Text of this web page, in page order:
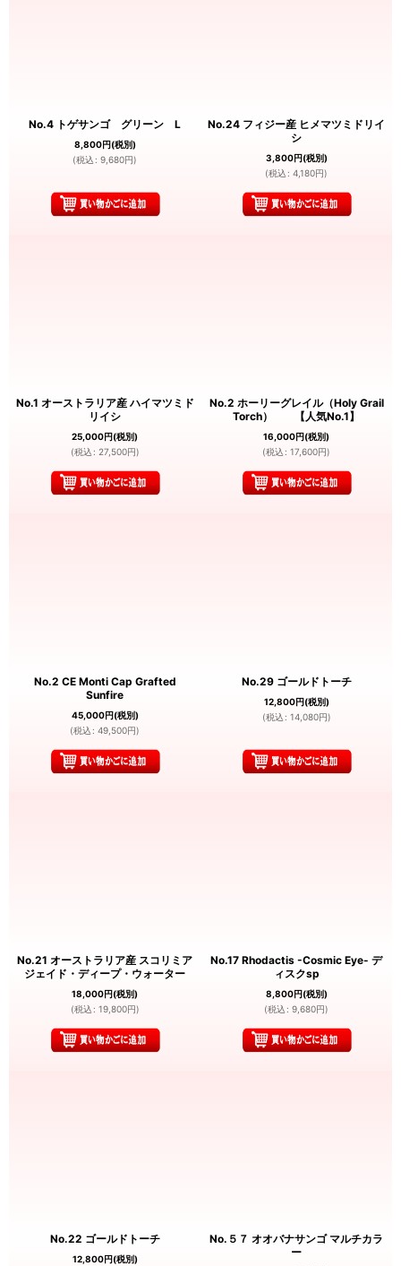
No.4 トゲサンゴ グリーン L
8,800円(税別)
(税込 : 9,680円)
No.24 フィジー産 ヒメマツミドリイ
シ
3,800円(税別)
(税込 : 4,180円)
No.1 オーストラリア産 ハイマツミド
リイシ
25,000円(税別)
(税込 : 27,500円)
No.2 ホーリーグレイル（Holy Grail
Torch） 【人気No.1】
16,000円(税別)
(税込 : 17,600円)
No.2 CE Monti Cap Grafted
Sunfire
45,000円(税別)
(税込 : 49,500円)
No.29 ゴールドトーチ
12,800円(税別)
(税込 : 14,080円)
No.21 オーストラリア産 スコリミア
ジェイド・ディープ・ウォーター
18,000円(税別)
(税込 : 19,800円)
No.17 Rhodactis -Cosmic Eye- デ
ィスクsp
8,800円(税別)
(税込 : 9,680円)
No.22 ゴールドトーチ
12,800円(税別)
No.５７ オオバナサンゴ マルチカラ
ー